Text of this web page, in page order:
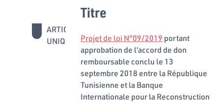
ARTICLE
UNIQUE
Titre
Projet de loi N°09/2019 portant
approbation de l’accord de don
remboursable conclu le 13
septembre 2018 entre la République
Tunisienne et la Banque
Internationale pour la Reconstruction